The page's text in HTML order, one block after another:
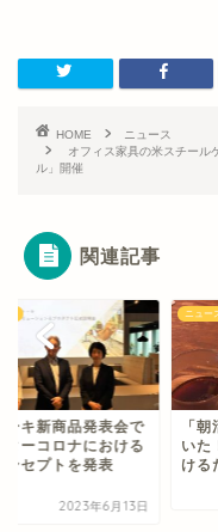
HOME
ニュース
オフィス家具の米スチール
ル」開催
関連記事
ーキ新商品発表会で
ターコロナにおける
ンセプトを発表
2023年6月13日
ニュー
「
いた
ける